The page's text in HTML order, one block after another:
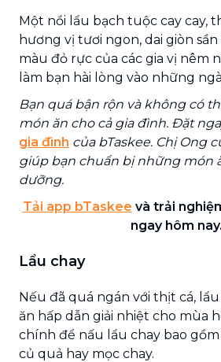
Một nồi lẩu bạch tuộc cay cay,
hương vị tươi ngon, dai giòn
màu đỏ rực của các gia vị nêm
làm bạn hài lòng vào những
Bạn quá bận rộn và không có
món ăn cho cả gia đình. Đặt
gia đình của bTaskee. Chị Ong
giúp bạn chuẩn bị những món
dưỡng.
Tải app bTaskee và trải
ngay hôm nay.
Lẩu chay
Nếu đã quá ngán với thịt cá,
ăn hấp dẫn giải nhiệt cho mùa
chính để nấu lẩu chay bao
củ quả hay mọc chay.